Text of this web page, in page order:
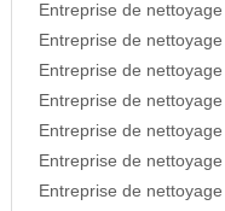
Entreprise de
Entreprise de
Entreprise de
Entreprise de
Entreprise de
Entreprise de
Entreprise de